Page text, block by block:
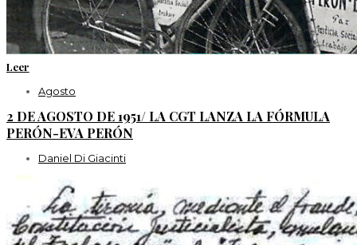
Leer
Agosto
2 DE AGOSTO DE 1951/ LA CGT LANZA LA FÓRMULA
PERÓN-EVA PERÓN
Daniel Di Giacinti